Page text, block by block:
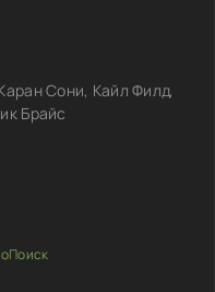
Сони, Кайл Филд,
Брайс